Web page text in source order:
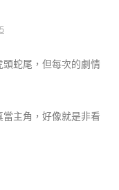
蛇尾，但每次的劇情
主角，好像就是非看